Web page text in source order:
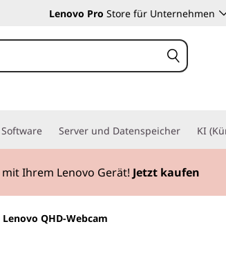
Lenovo Pro Store für Unternehmen
Software Server und Datenspeicher KI
Ihrem Lenovo Gerät! Jetzt kaufen
Lenovo QHD-Webcam